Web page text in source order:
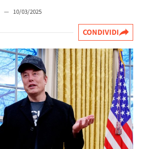
— 10/03/2025
CONDIVIDI